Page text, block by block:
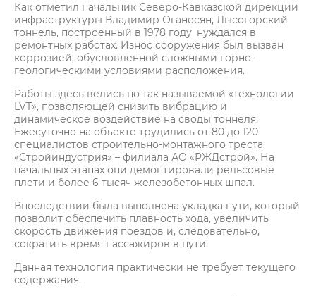
Как отметил начальник Северо-Кавказской дирекции
инфраструктуры Владимир Оганесян, Лысогорский
тоннель, построенный в 1978 году, нуждался в
ремонтных работах. Износ сооружения был вызван
коррозией, обусловленной сложными горно-
геологическими условиями расположения.
Работы здесь велись по так называемой «технологии
LVT», позволяющей снизить вибрацию и
динамическое воздействие на своды тоннеля.
Ежесуточно на объекте трудились от 80 до 120
специалистов строительно-монтажного треста
«Стройиндустрия» – филиала АО «РЖДстрой». На
начальных этапах они демонтировали рельсовые
плети и более 6 тысяч железобетонных шпал.
Впоследствии была выполнена укладка пути, который
позволит обеспечить плавность хода, увеличить
скорость движения поездов и, следовательно,
сократить время пассажиров в пути.
Данная технология практически не требует текущего
содержания.